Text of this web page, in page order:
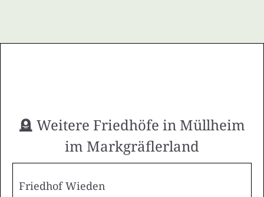
🪦 Weitere Friedhöfe in Müllheim
im Markgräflerland
Friedhof Wieden